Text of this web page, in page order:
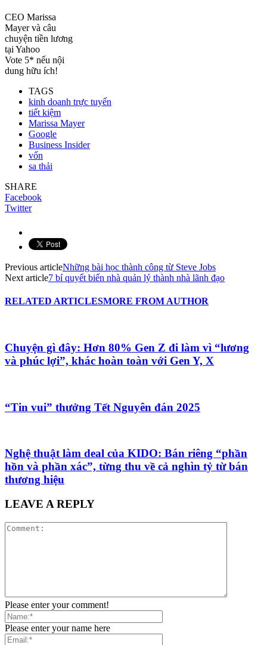
CEO Marissa
Mayer và câu
chuyện tiền lương
tại Yahoo
Vote 5* nếu nội
dung hữu ích!
TAGS
kinh doanh trực tuyến
tiết kiệm
Marissa Mayer
Google
Business Insider
vốn
sa thải
SHARE
Facebook
Twitter
Previous articleNhững bài học thành công từ Steve Jobs
Next article7 bí quyết biến nhà quản lý thành nhà lãnh đạo
RELATED ARTICLESMORE FROM AUTHOR
Chuyện gì đây: Hơn 80% Gen Z đi làm vì “lương
và phúc lợi”, khác hoàn toàn với Gen Y, X
“Tin vui” thưởng Tết Nguyên đán 2025
Nghệ thuật làm deal của KIDO: Bán riêng “phần
hồn và phần xác”, từng thu về cả nghìn tỷ từ bán
thương hiệu
LEAVE A REPLY
Please enter your comment!
Please enter your name here